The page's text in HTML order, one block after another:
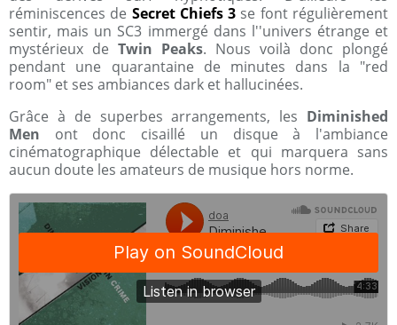
réminiscences de Secret Chiefs 3 se font régulièrement
sentir, mais un SC3 immergé dans l''univers étrange et
mystérieux de Twin Peaks. Nous voilà donc plongé
pendant une quarantaine de minutes dans la "red
room" et ses ambiances dark et hallucinées.
Grâce à de superbes arrangements, les Diminished
Men ont donc cisaillé un disque à l'ambiance
cinématographique délectable et qui marquera sans
aucun doute les amateurs de musique hors norme.